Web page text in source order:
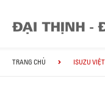
TRANG CHỦ ISUZU